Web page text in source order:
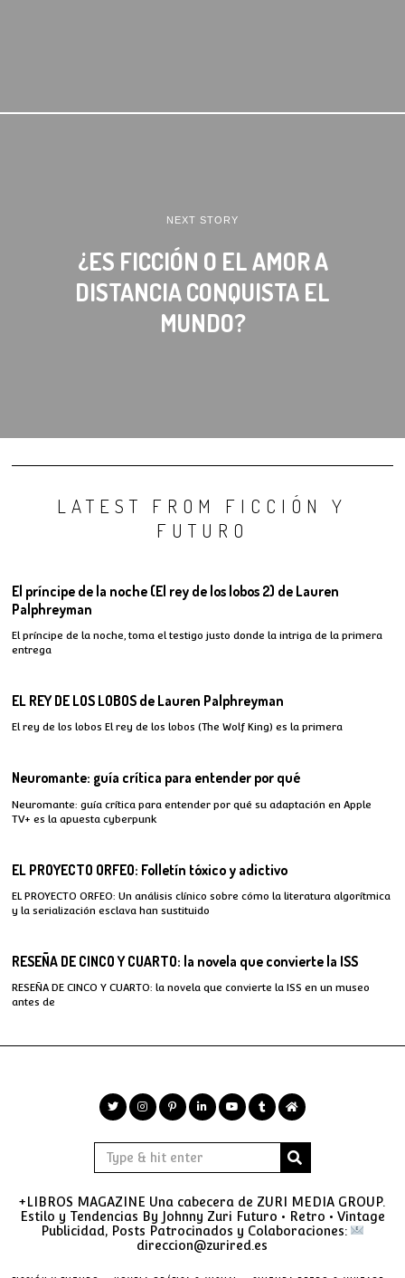
NEXT STORY
¿ES FICCIÓN O EL AMOR A
DISTANCIA CONQUISTA EL
MUNDO?
LATEST FROM FICCIÓN Y
FUTURO
El príncipe de la noche (El rey de los lobos 2) de Lauren
Palphreyman
El príncipe de la noche, toma el testigo justo donde la intriga de la primera
entrega
EL REY DE LOS LOBOS de Lauren Palphreyman
El rey de los lobos El rey de los lobos (The Wolf King) es la primera
Neuromante: guía crítica para entender por qué
Neuromante: guía crítica para entender por qué su adaptación en Apple
TV+ es la apuesta cyberpunk
EL PROYECTO ORFEO: Folletín tóxico y adictivo
EL PROYECTO ORFEO: Un análisis clínico sobre cómo la literatura algorítmica
y la serialización esclava han sustituido
RESEÑA DE CINCO Y CUARTO: la novela que convierte la ISS
RESEÑA DE CINCO Y CUARTO: la novela que convierte la ISS en un museo
antes de
+LIBROS MAGAZINE Una cabecera de ZURI MEDIA GROUP.
Estilo y Tendencias By Johnny Zuri Futuro • Retro • Vintage
Publicidad, Posts Patrocinados y Colaboraciones:
direccion@zurired.es